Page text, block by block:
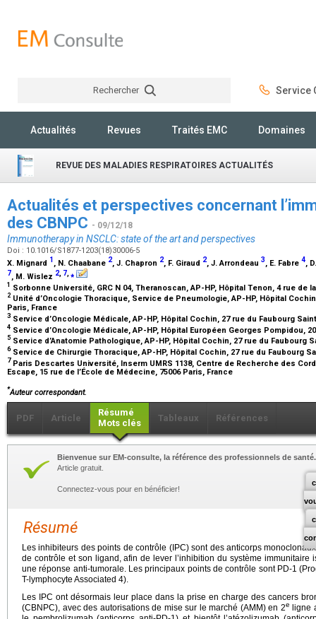
Rechercher Service
Actualités Revues Traités EMC Domaines
REVUE DES MALADIES RESPIRATOIRES ACTUALITÉS
Actualités et perspectives concernant
des CBNPC - 09/12/18
Immunotherapy in NSCLC: state of the art and perspectives
Doi : 10.1016/S1877-1203(18)30006-5
X. Mignard 1 , N. Chaabane 2, J. Chapron 2, F. Giraud 2, J. Arrondeau 3, E. Fabre 4,
7, M. Wislez 2 7 ⁎
1 Sorbonne Université, GRC N 04, Theranoscan, AP-HP, Hôpital Tenon, 4 rue de
2 Unité d’Oncologie Thoracique, Service de Pneumologie, AP-HP, Hôpital
Paris, France
3 Service d’Oncologie Médicale, AP-HP, Hôpital Cochin, 27 rue du Faubourg
4 Service d’Oncologie Médicale, AP-HP, Hôpital Européen Georges Pompidou,
5 Service d’Anatomie Pathologique, AP-HP, Hôpital Cochin, 27 rue du Faubourg
6Service de Chirurgie Thoracique, AP-HP, Hôpital Cochin, 27 rue du Faubourg
7 Paris Descartes Université, Inserm UMRS 1138, Centre de Recherche des
Escape, 15 rue de l’École de Médecine, 75006 Paris, France
*Auteur correspondant.
PDF Article
Résumé
Mots clés
Tableaux Références
Bienvenue sur EM-consulte, la référence des professionnels de santé.
Article gratuit.
Connectez-vous pour en bénéficier!
Résumé
Les inhibiteurs des points de contrôle (IPC) sont des anticorps
de contrôle et son ligand, afin de lever l’inhibition du système immunitaire
une réponse anti-tumorale. Les principaux points de contrôle sont PD-1
T-lymphocyte Associated 4).
Les IPC ont désormais leur place dans la prise en charge des cancers
(CBNPC), avec des autorisations de mise sur le marché (AMM) en 2e
ligne